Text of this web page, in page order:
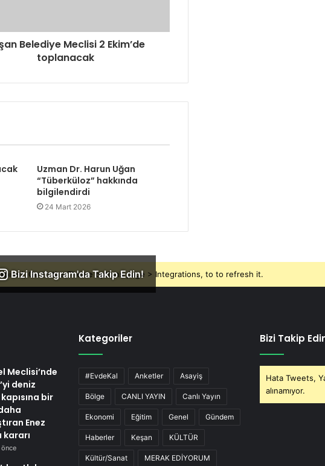
Belediye Meclisi 2 Ekim’de
toplanacak
Uzman Dr. Harun Uğan
“Tüberküloz” hakkında
bilgilendirdi
24 Mart 2026
Bizi Instagram'da Takip Edin!
Go to the Theme options page > Integrations, to to refresh it.
Meclisi’nde
deniz
bir
Enez
kararı
Kategoriler
#EvdeKal Anketler Asayiş
Bölge CANLI YAYIN Canlı Yayın
Ekonomi Eğitim Genel Gündem
Haberler Keşan KÜLTÜR
Kültür/Sanat MERAK EDİYORUM
Bizi Takip
Hata Tweets,
alınamıyor.